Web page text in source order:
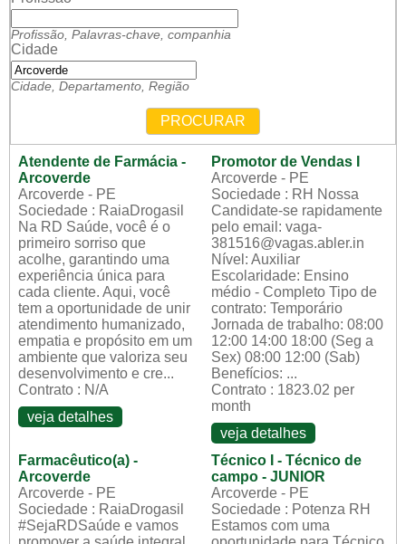
Profissão, Palavras-chave, companhia
Cidade
Cidade, Departamento, Região
PROCURAR
Atendente de Farmácia -
Arcoverde
Arcoverde - PE
Sociedade : RaiaDrogasil
Na RD Saúde, você é o
primeiro sorriso que
acolhe, garantindo uma
experiência única para
cada cliente. Aqui, você
tem a oportunidade de unir
atendimento humanizado,
empatia e propósito em um
ambiente que valoriza seu
desenvolvimento e cre...
Contrato : N/A
veja detalhes
Promotor de Vendas I
Arcoverde - PE
Sociedade : RH Nossa
Candidate-se rapidamente
pelo email: vaga-
381516@vagas.abler.in
Nível: Auxiliar
Escolaridade: Ensino
médio - Completo Tipo de
contrato: Temporário
Jornada de trabalho: 08:00
12:00 14:00 18:00 (Seg a
Sex) 08:00 12:00 (Sab)
Benefícios: ...
Contrato : 1823.02 per
month
veja detalhes
Farmacêutico(a) -
Arcoverde
Arcoverde - PE
Sociedade : RaiaDrogasil
#SejaRDSaúde e vamos
Técnico I - Técnico de
campo - JUNIOR
Arcoverde - PE
Sociedade : Potenza RH
Estamos com uma